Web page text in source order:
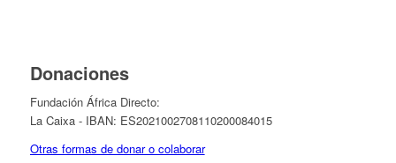
Donaciones
Fundación África Directo:
La Caixa - IBAN: ES2021002708110200084015
Otras formas de donar o colaborar